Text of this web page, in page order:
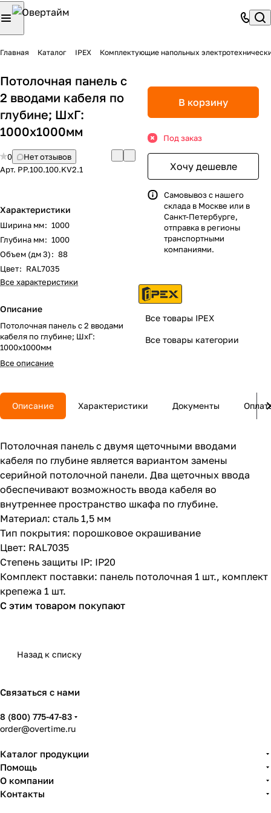
Главная Каталог IPEX Комплектующие напольных
Потолочная панель с
2 вводами кабеля по
глубине; ШхГ:
1000х1000мм
0
Нет отзывов
Арт. PP.100.100.KV2.1
Характеристики
Ширина мм: 1000
Глубина мм: 1000
Объем (дм 3): 88
Цвет: RAL7035
Все характеристики
Описание
Потолочная панель с 2 вводами
кабеля по глубине; ШхГ:
1000х1000мм
Все описание
В корзину
Под заказ
Хочу дешевле
Самовывоз с нашего
склада в Москве или в
Санкт-Петербурге,
отправка в регионы
транспортными
компаниями.
Все товары IPEX
Все товары категории
Описание Характеристики Документы
Потолочная панель с двумя щеточными вводами
кабеля по глубине является вариантом замены
серийной потолочной панели. Два щеточных ввода
обеспечивают возможность ввода кабеля во
внутреннее пространство шкафа по глубине.
Материал: сталь 1,5 мм
Тип покрытия: порошковое окрашивание
Цвет: RAL7035
Степень защиты IP: IP20
Комплект поставки: панель потолочная 1 шт., комплект
крепежа 1 шт.
С этим товаром покупают
Назад к списку
Связаться с нами
8 (800) 775-47-83
order@overtime.ru
Каталог продукции
Помощь
О компании
Контакты